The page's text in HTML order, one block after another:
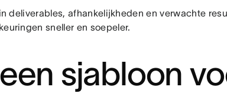
deliverables, afhankelijkheden en verwachte
sneller en soepeler.
sjabloon